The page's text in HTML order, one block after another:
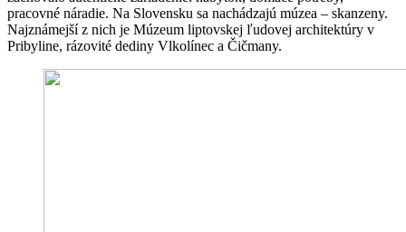
pracovné náradie. Na Slovensku sa nachádzajú múzea – skanzeny.
Najznámejší z nich je Múzeum liptovskej ľudovej architektúry v
Pribyline, rázovité dediny Vlkolínec a Čičmany.